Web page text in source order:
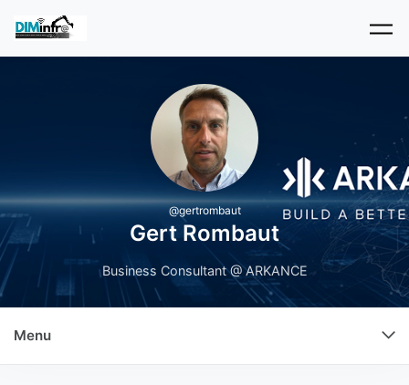
@gertrombaut
Gert Rombaut
Business Consultant @ ARKANCE
Menu